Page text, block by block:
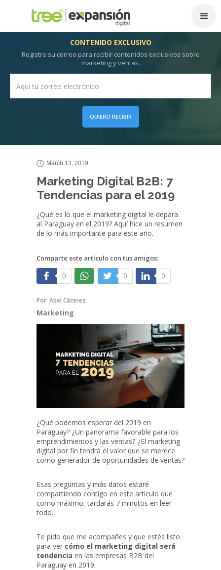
CONTENIDO EXCLUSIVO
Registre su correo para recibir contenidos exclusivos sobre
marketing y ventas.
QUIERO RECIBIR
March 13, 2019
Marketing Digital B2B: 7
Tendencias para el 2019
¿Qué es lo que el marketing digital le depara
al Paraguay en el 2019? Aquí hice un resumen
de lo más importante para este año.
Comparte este artículo con tus amigos:
0 0 0
Por: Abel Cácerez
Marketing
¿Qué podemos esperar del 2019 en
Paraguay? ¿Un panorama favorable para los
emprendimientos y las ventas? ¿El marketing
digital por fin tendrá el valor que se merece
como generador de oportunidades de ventas?
Esas preguntas y más datos estaré
compartiendo contigo en este artículo que
como máximo, tardarás 7 minutos en leer
todo.
Te pido que me acompañes y que estés listo
para ver cómo el marketing digital será
tendencia en las empresas B2B del
Paraguay en 2019.